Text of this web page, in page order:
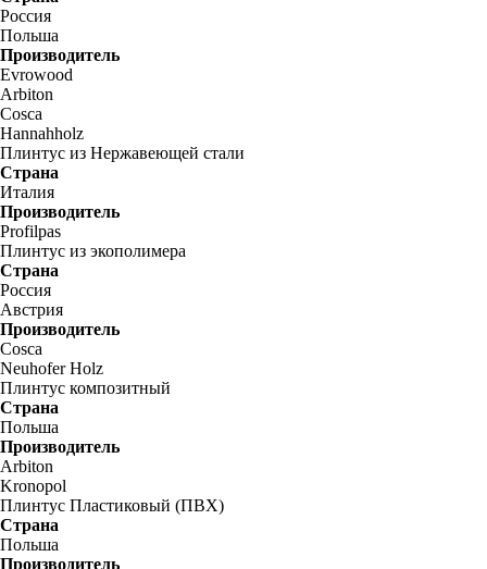
Россия
Польша
Производитель
Evrowood
Arbiton
Cosca
Hannahholz
Плинтус из Нержавеющей стали
Страна
Италия
Производитель
Profilpas
Плинтус из экополимера
Страна
Россия
Австрия
Производитель
Cosca
Neuhofer Holz
Плинтус композитный
Страна
Польша
Производитель
Arbiton
Kronopol
Плинтус Пластиковый (ПВХ)
Страна
Польша
Производитель